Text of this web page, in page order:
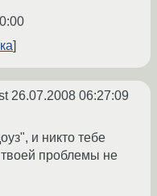
26.07.2008 06:27:09
и никто тебе
проблемы не